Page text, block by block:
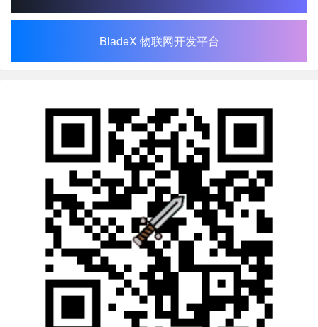
BladeX 物联网开发平台